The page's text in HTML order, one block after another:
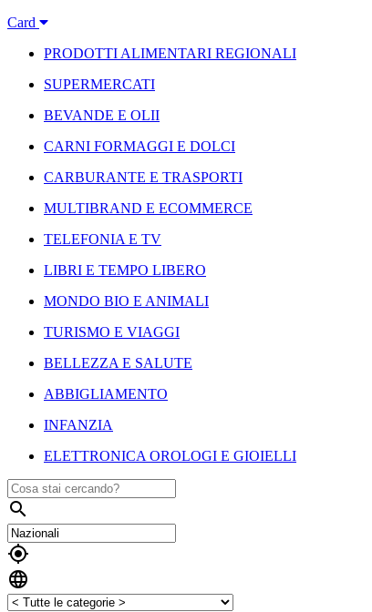
Card
PRODOTTI ALIMENTARI REGIONALI
SUPERMERCATI
BEVANDE E OLII
CARNI FORMAGGI E DOLCI
CARBURANTE E TRASPORTI
MULTIBRAND E ECOMMERCE
TELEFONIA E TV
LIBRI E TEMPO LIBERO
MONDO BIO E ANIMALI
TURISMO E VIAGGI
BELLEZZA E SALUTE
ABBIGLIAMENTO
INFANZIA
ELETTRONICA OROLOGI E GIOIELLI


